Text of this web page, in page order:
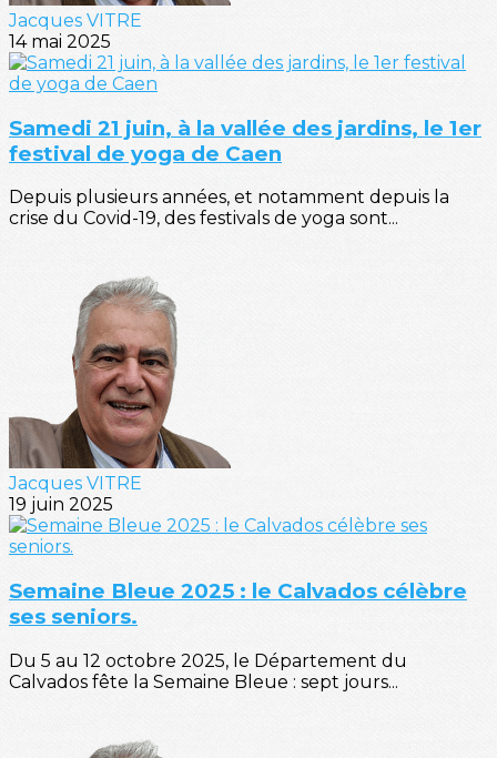
Jacques VITRE
14 mai 2025
Samedi 21 juin, à la vallée des jardins, le 1er
festival de yoga de Caen
Depuis plusieurs années, et notamment depuis la
crise du Covid-19, des festivals de yoga sont...
Jacques VITRE
19 juin 2025
Semaine Bleue 2025 : le Calvados célèbre
ses seniors.
Du 5 au 12 octobre 2025, le Département du
Calvados fête la Semaine Bleue : sept jours...